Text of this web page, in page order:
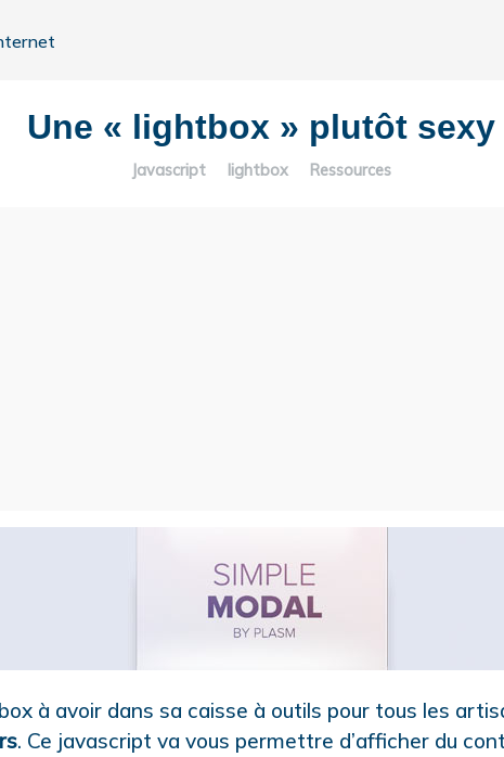
Une « lightbox » plutôt sexy
Javascript lightbox Ressources
à avoir dans sa caisse à outils pour tous les
. Ce javascript va vous permettre d’afficher du